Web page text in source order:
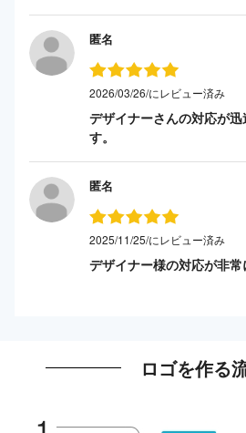
匿名
2026/03/26/にレビュー済み
デザイナーさんの対応が
す。
匿名
2025/11/25/にレビュー済み
デザイナー様の対応が非
ロゴを作る